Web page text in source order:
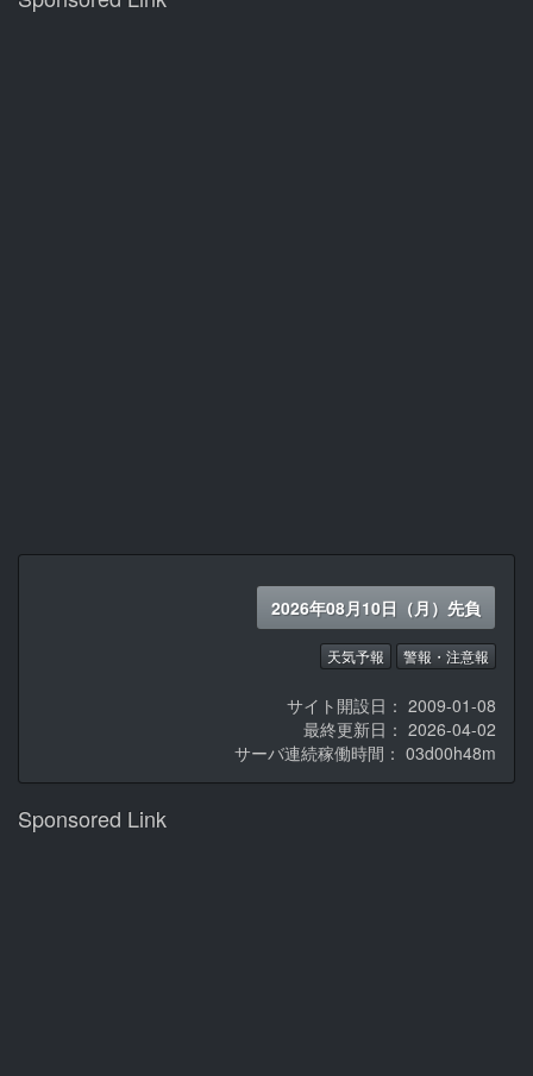
2026年08月10日（月）先負
天気予報 警報・注意報
サイト開設日： 2009-01-08
最終更新日： 2026-04-02
サーバ連続稼働時間： 03d00h48m
Sponsored Link